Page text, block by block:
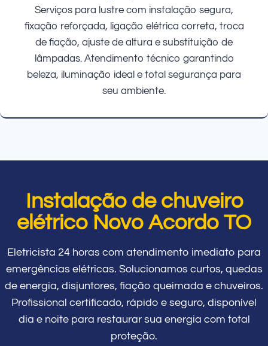
Serviços para lustre com instalação segura,
fixação reforçada, ligação elétrica correta, troca
de fiação, ajuste de altura e substituição de
lâmpadas. Atendimento técnico garantindo
beleza, iluminação ideal e total segurança para
seu ambiente.
Instalação de chuveiro
elétrico Novo Acordo TO
Eletricista 24 horas com atendimento imediato para
emergências elétricas. Solucionamos curtos, quedas
de energia, disjuntores, fiação queimada e chuveiros.
Profissional certificado, rápido e seguro, disponível
dia e noite para restaurar sua energia com total
proteção.